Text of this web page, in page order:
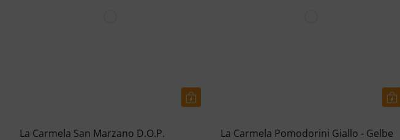
La Carmela San Marzano D.O.P.
La Carmela Pomodorini Giallo - Gelbe